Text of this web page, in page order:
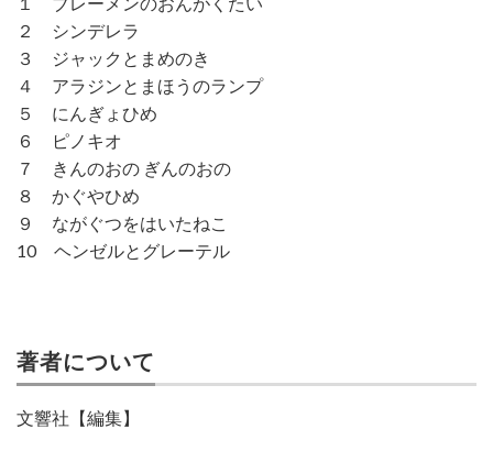
２ シンデレラ
３ ジャックとまめのき
４ アラジンとまほうのランプ
５ にんぎょひめ
６ ピノキオ
７ きんのおの ぎんのおの
８ かぐやひめ
９ ながぐつをはいたねこ
10 ヘンゼルとグレーテル
著者について
文響社【編集】